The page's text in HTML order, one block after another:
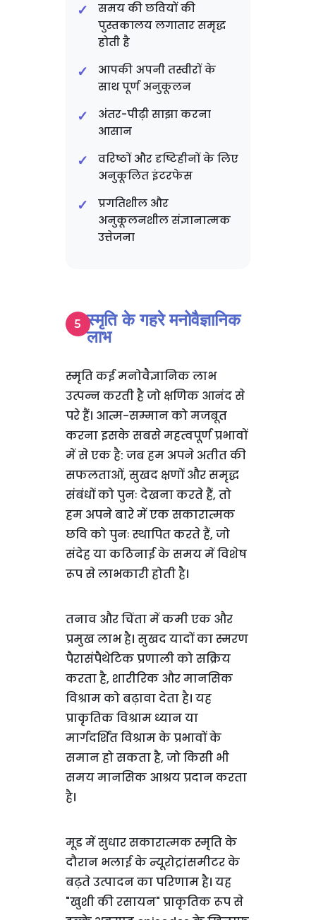
समय की छवियों की
पुस्तकालय लगातार समृद्ध
होती है
आपकी अपनी तस्वीरों के
साथ पूर्ण अनुकूलन
अंतर-पीढ़ी साझा करना
आसान
वरिष्ठों और दृष्टिहीनों के लिए
अनुकूलित इंटरफेस
प्रगतिशील और
अनुकूलनशील संज्ञानात्मक
उत्तेजना
स्मृति के गहरे मनोवैज्ञानिक
लाभ
स्मृति कई मनोवैज्ञानिक लाभ
उत्पन्न करती है जो क्षणिक आनंद से
परे हैं। आत्म-सम्मान को मजबूत
करना इसके सबसे महत्वपूर्ण प्रभावों
में से एक है: जब हम अपने अतीत की
सफलताओं, सुखद क्षणों और समृद्ध
संबंधों को पुनः देखना करते हैं, तो
हम अपने बारे में एक सकारात्मक
छवि को पुनः स्थापित करते हैं, जो
संदेह या कठिनाई के समय में विशेष
रूप से लाभकारी होती है।
तनाव और चिंता में कमी एक और
प्रमुख लाभ है। सुखद यादों का स्मरण
पैरासंपैथेटिक प्रणाली को सक्रिय
करता है, शारीरिक और मानसिक
विश्राम को बढ़ावा देता है। यह
प्राकृतिक विश्राम ध्यान या
मार्गदर्शित विश्राम के प्रभावों के
समान हो सकता है, जो किसी भी
समय मानसिक आश्रय प्रदान करता
है।
मूड में सुधार सकारात्मक स्मृति के
दौरान भलाई के न्यूरोट्रांसमीटर के
बढ़ते उत्पादन का परिणाम है। यह
"खुशी की रसायन" प्राकृतिक रूप से